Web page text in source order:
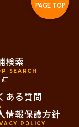
PAGE TOP
検索
SEARCH
ある質問
情報保護方針
POLICY